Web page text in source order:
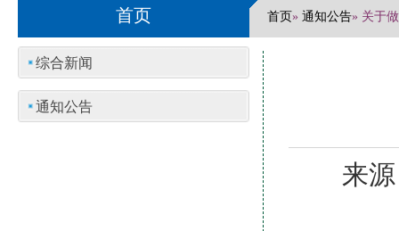
首页 首页» 通知公告» 关于
综合新闻
通知公告
来